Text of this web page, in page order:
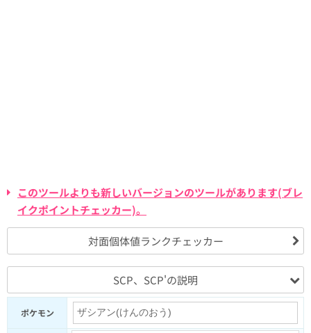
このツールよりも新しいバージョンのツールがあります(ブレ
イクポイントチェッカー)。
対面個体値ランクチェッカー
SCP、SCP'の説明
ポケモン